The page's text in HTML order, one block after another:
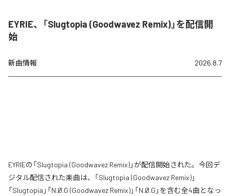
EYRIE、「Slugtopia (Goodwavez Remix)」を配信開
始
新曲情報 2026.8.7
EYRIEの「Slugtopia (Goodwavez Remix)」が配信開始された。今回デ
ジタル配信された楽曲は、「Slugtopia (Goodwavez Remix)」
「Slugtopia」「N.Ø.G (Goodwavez Remix)」「N.Ø.G」を含む全4曲となっ